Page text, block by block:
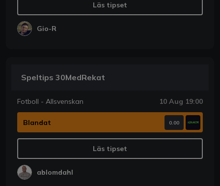
Läs tipset
Gio-R
Speltips 30MedRekat
Fotboll - Allsvenskan 10 Aug 19:00
Blandat 0.00
Läs tipset
ablomdahl